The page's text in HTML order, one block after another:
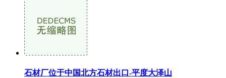
石材厂位于中国北方石材出口-平度大泽山